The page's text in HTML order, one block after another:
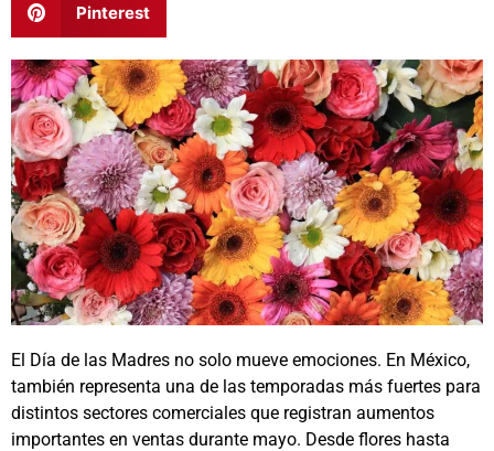
Pinterest
El Día de las Madres no solo mueve emociones. En México,
también representa una de las temporadas más fuertes para
distintos sectores comerciales que registran aumentos
importantes en ventas durante mayo. Desde flores hasta